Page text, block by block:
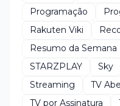
Programação
Rakuten Viki
Resumo da Semana
STARZPLAY
Sky
Streaming
TV
TV por Assinatura